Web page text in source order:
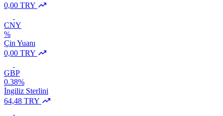
0,00 TRY
CNY
%
Çin Yuanı
0,00 TRY
GBP
0.38%
İngiliz Sterlini
64,48 TRY